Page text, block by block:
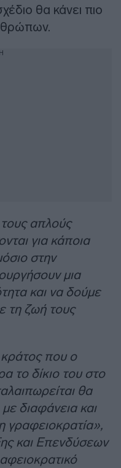
θα κάνει πιο
απλούς
για κάποια
στην
μια
και να δούμε
τη ζωή τους
κράτος που ο
το δίκιο του στο
θα
διαφάνεια και
γραφειοκρατία»,
και Επενδύσεων